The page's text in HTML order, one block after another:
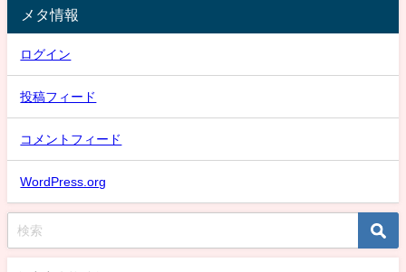
メタ情報
ログイン
投稿フィード
コメントフィード
WordPress.org